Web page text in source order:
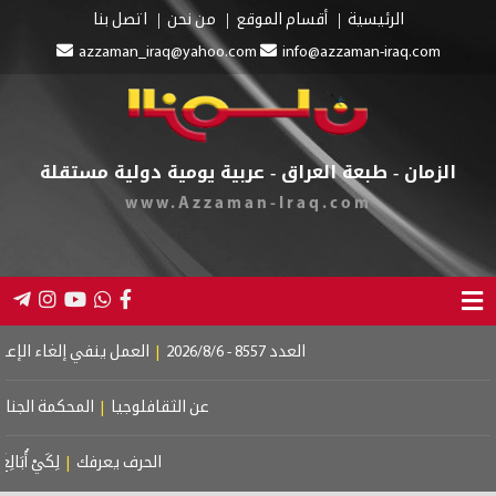
أقسام الموقع من نحن
اتصل بنا
azzaman_iraq@yahoo.com
info@azzaman-
- طبعة العراق - عربية يومية دولية مستقلة
www.Azzaman-Iraq.com
| العمل ينفي إلغاء الإعانة عن
عن الثقافلوجيا | المحكمة الجنائية الدولية..
| لِكَيْ أُبَالِغَ فِي حُبِّكِ |